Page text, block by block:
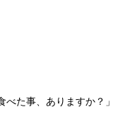
べた事、ありますか？